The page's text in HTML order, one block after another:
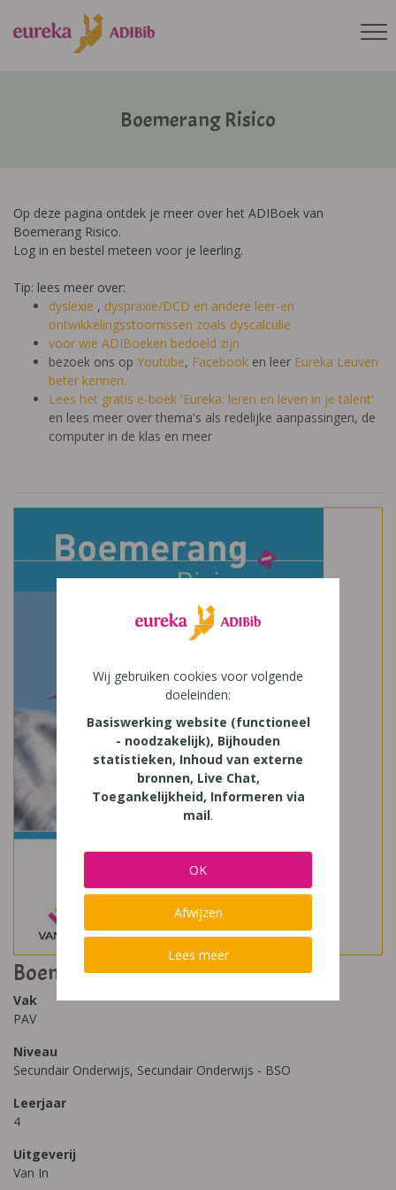
Boemerang Risico
Op deze pagina ontdek je meer over het ADIBoek van
Boemerang Risico.
Log in en bestel meteen voor je leerling.
Tip: lees meer over:
dyslexie , dyspraxie/DCD en andere leer-en
ontwikkelingsstoornissen zoals dyscalculie
voor wie ADIBoeken bedoeld zijn
bezoek ons op Youtube, Facebook en leer Eureka Leuven
beter kennen.
Lees het gratis e-boek 'Eureka: leren en leven in je talent'
en lees meer over thema's als redelijke aanpassingen, de
computer in de klas en meer
Boemerang Risico
Vak
PAV
Niveau
Secundair Onderwijs, Secundair Onderwijs - BSO
Leerjaar
4
Uitgeverij
Van In
Wij gebruiken cookies voor volgende
doeleinden:
Basiswerking website (functioneel
- noodzakelijk), Bijhouden
statistieken, Inhoud van externe
bronnen, Live Chat,
Toegankelijkheid, Informeren via
mail.
OK
Afwijzen
Lees meer